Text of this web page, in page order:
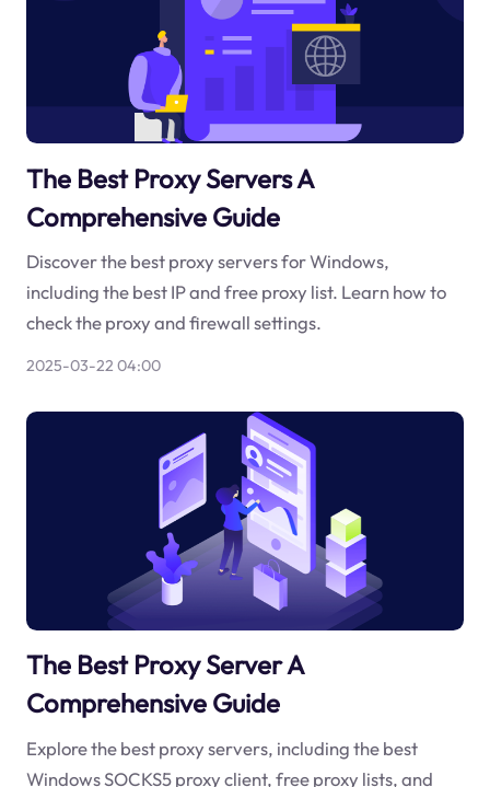
The Best Proxy Servers A
Comprehensive Guide
Discover the best proxy servers for Windows,
including the best IP and free proxy list. Learn how to
check the proxy and firewall settings.
2025-03-22 04:00
The Best Proxy Server A
Comprehensive Guide
Explore the best proxy servers, including the best
Windows SOCKS5 proxy client, free proxy lists, and